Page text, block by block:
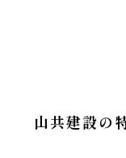
山共建設の